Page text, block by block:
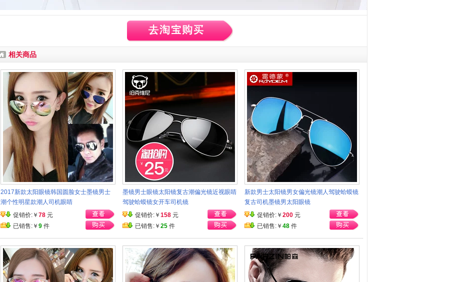
相关商品
2017新款太阳眼镜韩国圆脸女士墨镜男士
潮个性明星款潮人司机眼睛
促销价:￥ 78 元
已销售:￥ 9 件
墨镜男士眼镜太阳镜复古潮偏光镜近视眼睛
驾驶蛤蟆镜女开车司机镜
促销价:￥ 158 元
已销售:￥ 25 件
新款男士太阳镜男女偏光镜潮人驾驶蛤蟆镜
复古司机墨镜男太阳眼镜
促销价:￥ 200 元
已销售:￥ 48 件